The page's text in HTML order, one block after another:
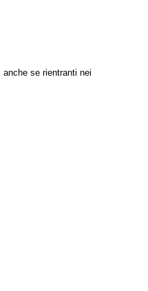
se rientranti nei